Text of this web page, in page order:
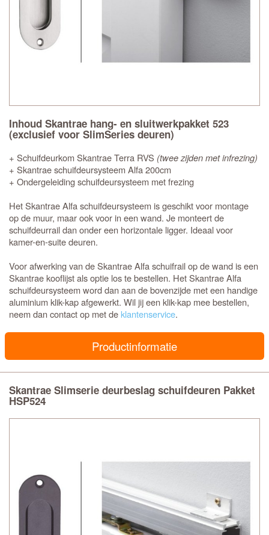
Inhoud Skantrae hang- en sluitwerkpakket 523
(exclusief voor SlimSeries deuren)
+ Schuifdeurkom Skantrae Terra RVS (twee zijden met infrezing)
+ Skantrae schuifdeursysteem Alfa 200cm
+ Ondergeleiding schuifdeursysteem met frezing
Het Skantrae Alfa schuifdeursysteem is geschikt voor montage
op de muur, maar ook voor in een wand. Je monteert de
schuifdeurrail dan onder een horizontale ligger. Ideaal voor
kamer-en-suite deuren.
Voor afwerking van de Skantrae Alfa schuifrail op de wand is een
Skantrae kooflijst als optie los te bestellen. Het Skantrae Alfa
schuifdeursysteem word dan aan de bovenzijde met een handige
aluminium klik-kap afgewerkt. Wil jij een klik-kap mee bestellen,
neem dan contact op met deklantenservice.
Productinformatie
Skantrae Slimserie deurbeslag schuifdeuren Pakket
HSP524